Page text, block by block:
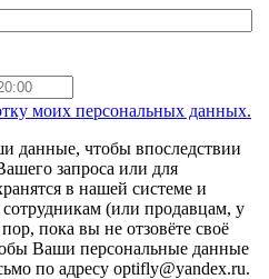
моих персональных данных.
данные, чтобы впоследствии
запроса или для
в нашей системе и
(или продавцам, у
пока вы не отзовёте своё
Ваши персональные данные
по адресу optifly@yandex.ru.